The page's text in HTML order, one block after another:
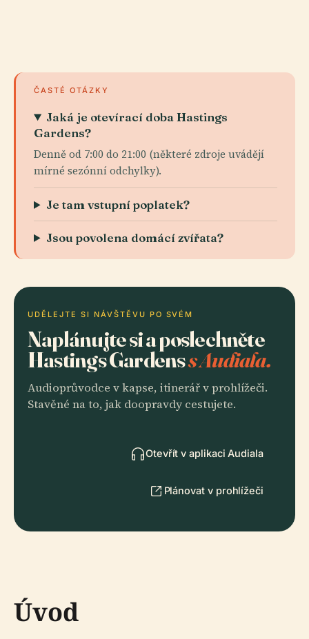
ČASTÉ OTÁZKY
Jaká je otevírací doba Hastings
Gardens?
Denně od 7:00 do 21:00 (některé zdroje uvádějí
mírné sezónní odchylky).
Je tam vstupní poplatek?
Jsou povolena domácí zvířata?
UDĚLEJTE SI NÁVŠTĚVU PO SVÉM
Naplánujte si a poslechněte
Hastings Gardenss Audiala.
Audioprůvodce v kapse, itinerář v prohlížeči.
Stavěné na to, jak doopravdy cestujete.
Otevřít v aplikaci Audiala
Plánovat v prohlížeči
Úvod